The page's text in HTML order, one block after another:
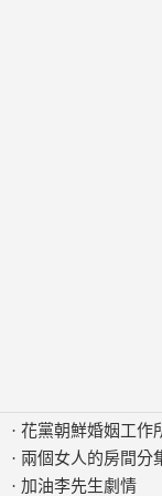
· 花黨朝鮮婚姻工作
· 兩個女人的房間分
· 加油李先生劇情